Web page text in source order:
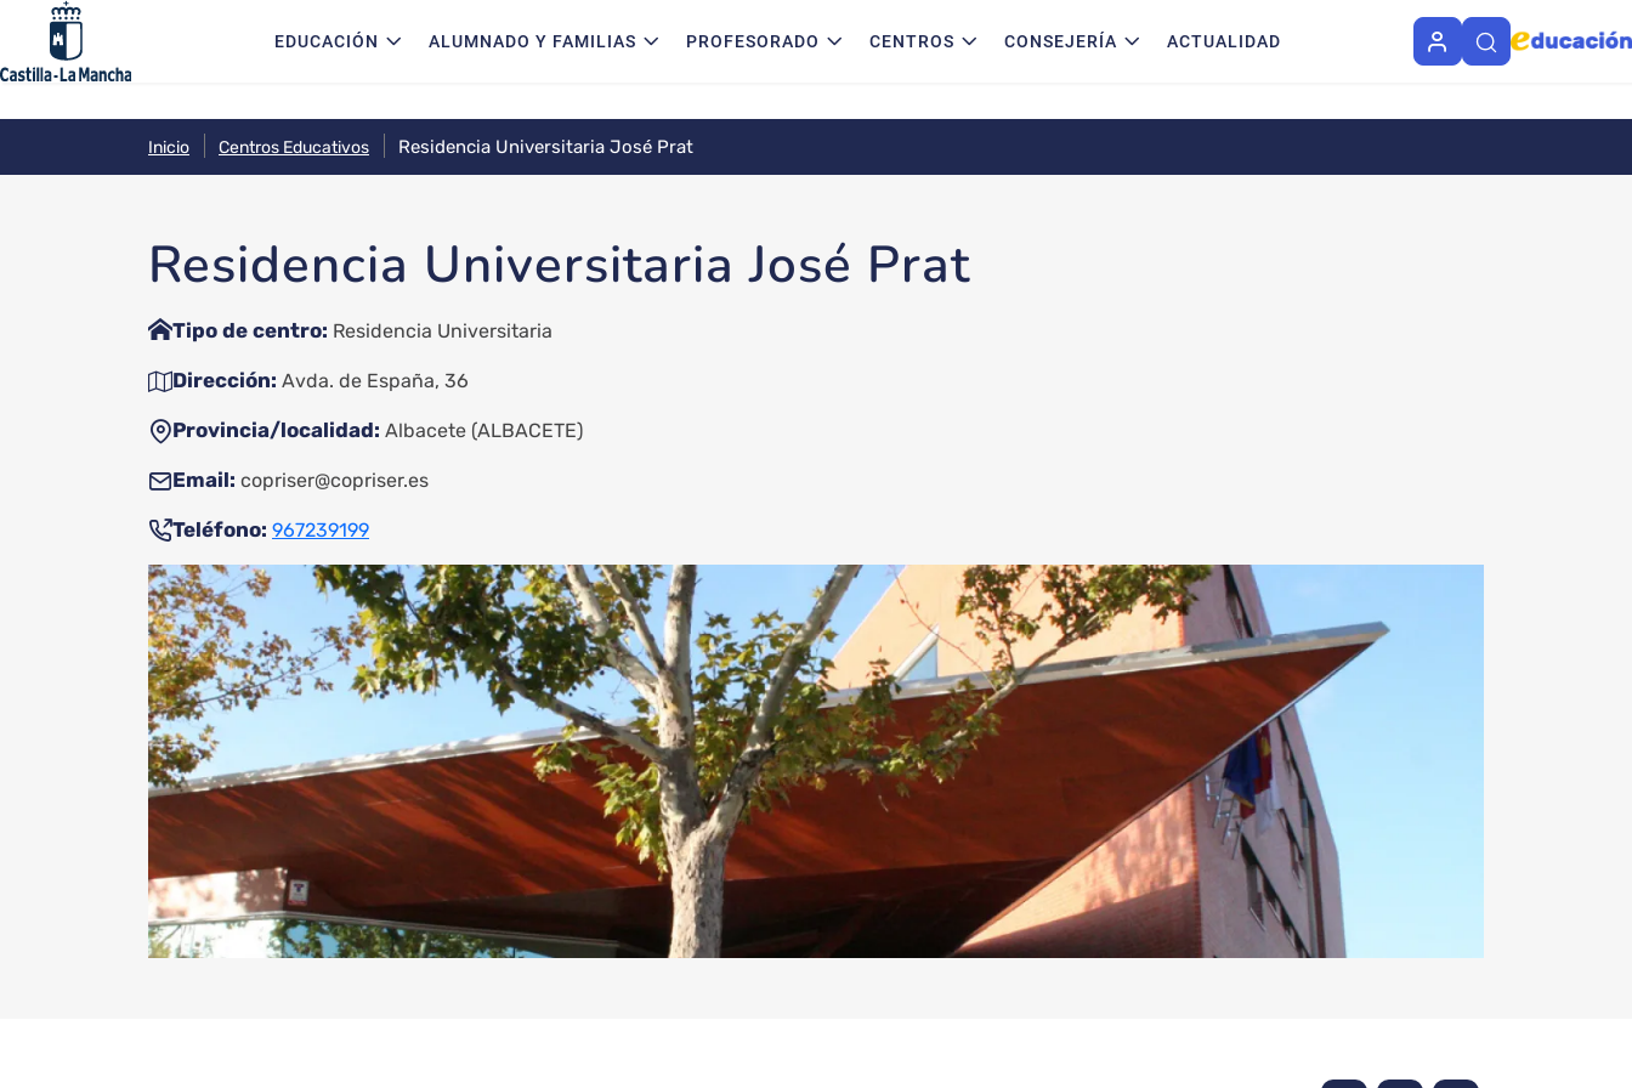
Pasar al contenido principalNavegación principal
EDUCACIÓN ALUMNADO Y FAMILIAS PROFESORADO CENTROS CONSEJERÍA ACTUALIDAD
Inicio Centros Educativos Residencia Universitaria José Prat
Residencia Universitaria José Prat
Tipo de centro Residencia Universitaria
Dirección Avda. de España, 36
Provincia/localidad Albacete (ALBACETE)
Email copriser@copriser.es
Teléfono 967239199